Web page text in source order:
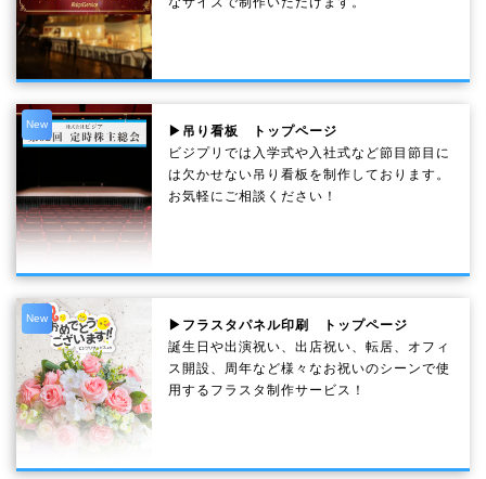
New
▶吊り看板 トップページ
ビジプリでは入学式や入社式など節目節目に
は欠かせない吊り看板を制作しております。
お気軽にご相談ください！
New
▶フラスタパネル印刷 トップページ
誕生日や出演祝い、出店祝い、転居、オフィ
ス開設、周年など様々なお祝いのシーンで使
用するフラスタ制作サービス！